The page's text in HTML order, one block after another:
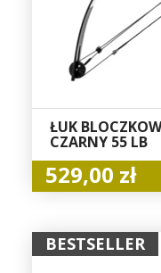
ŁUK
CZARNY 55 LB
529,00 zł
BESTSELLER